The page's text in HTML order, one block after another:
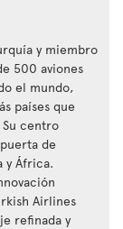
y miembro
500 aviones
el mundo,
países que
centro
de
y África.
Airlines
refinada y